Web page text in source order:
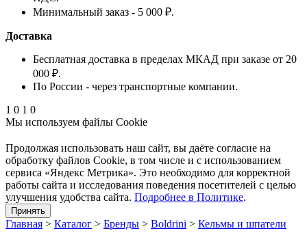
Минимальный заказ - 5 000 ₽.
Доставка
Бесплатная доставка в пределах МКАД при заказе от 20
000 ₽.
По России - через транспортные компании.
1 0 1 0
Мы используем файлы Cookie
Продолжая использовать наш cайт, вы даёте согласие на
обработку файлов Cookie, в том числе и с использованием
сервиса «Яндекс Метрика». Это необходимо для корректной
работы сайта и исследования поведения посетителей с целью
улучшения удобства сайта. Подробнее в Политике.
Принять
Главная > Каталог > Бренды > Boldrini > Кельмы и шпатели